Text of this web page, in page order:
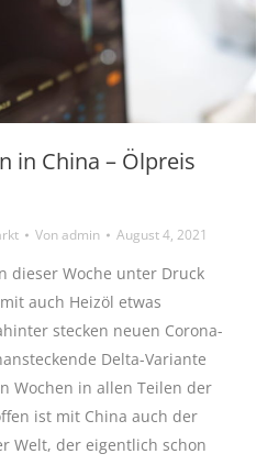
in China – Ölpreis
Vonadmin August 4, 2021
dieser Woche unter Druck
auch Heizöl etwas
stecken neuen Corona-
Delta-Variante
Wochen in allen Teilen der
ist mit China auch der
Welt, der eigentlich schon